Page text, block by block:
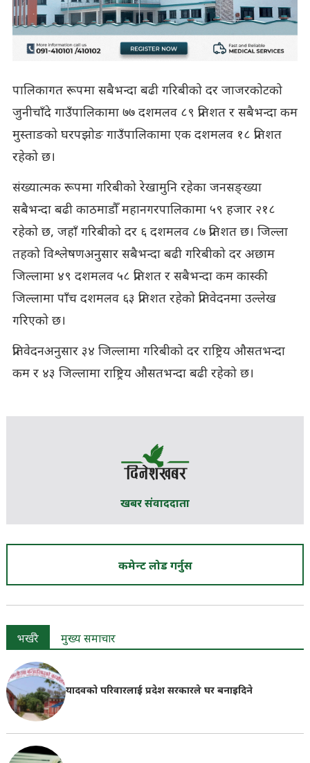
पालिकागत रूपमा सबैभन्दा बढी गरिबीको दर जाजरकोटको
जुनीचाँदे गाउँपालिकामा ७७ दशमलव ८९ प्रतिशत र सबैभन्दा कम
मुस्ताङको घरपझोङ गाउँपालिकामा एक दशमलव १८ प्रतिशत
रहेको छ।
संख्यात्मक रूपमा गरिबीको रेखामुनि रहेका जनसङ्ख्या
सबैभन्दा बढी काठमाडौँ महानगरपालिकामा ५९ हजार २१८
रहेको छ, जहाँ गरिबीको दर ६ दशमलव ८७ प्रतिशत छ। जिल्ला
तहको विश्लेषणअनुसार सबैभन्दा बढी गरिबीको दर अछाम
जिल्लामा ४९ दशमलव ५८ प्रतिशत र सबैभन्दा कम कास्की
जिल्लामा पाँच दशमलव ६३ प्रतिशत रहेको प्रतिवेदनमा उल्लेख
गरिएको छ।
प्रतिवेदनअनुसार ३४ जिल्लामा गरिबीको दर राष्ट्रिय औसतभन्दा
कम र ४३ जिल्लामा राष्ट्रिय औसतभन्दा बढी रहेको छ।
खबर संवाददाता
कमेन्ट लोड गर्नुस
भर्खरै मुख्य समाचार
यादवको परिवारलाई प्रदेश सरकारले घर बनाइदिने